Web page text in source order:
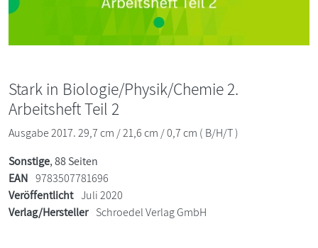
Stark in Biologie/Physik/Chemie 2.
Arbeitsheft Teil 2
Ausgabe 2017. 29,7 cm / 21,6 cm / 0,7 cm ( B/H/T )
Sonstige, 88 Seiten
EAN 9783507781696
Veröffentlicht Juli 2020
Verlag/Hersteller Schroedel Verlag GmbH